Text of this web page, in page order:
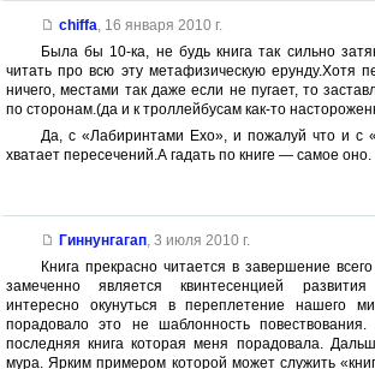
chiffa, 16 января 2010 г.
Была бы 10-ка, не будь книга так сильно
читать про всю эту метафизическую ерунду.Хотя
ничего, местами так даже если не пугает, то
по сторонам.(да и к троллейбусам как-то
Да, с «Лабиринтами Ехо», и пожалуй что и с
хватает пересечений.А гадать по книге — самое оно.
Гиннунгагап, 3 июля 2010 г.
Книга прекрасно читается в завершение
замеченно является квинтесенцией
интересно окунуться в переплетение нашего
порадовало это не шаблонность
последняя книга которая меня порадовала.
мура. Ярким примером которой может служить